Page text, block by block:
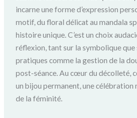
incarne une forme d’expression
motif, du floral délicat au mandala
histoire unique. C’est un choix
réflexion, tant sur la symbolique que
pratiques comme la gestion de la
post-séance. Au cœur du décolleté,
un bijou permanent, une célébration
de la féminité.